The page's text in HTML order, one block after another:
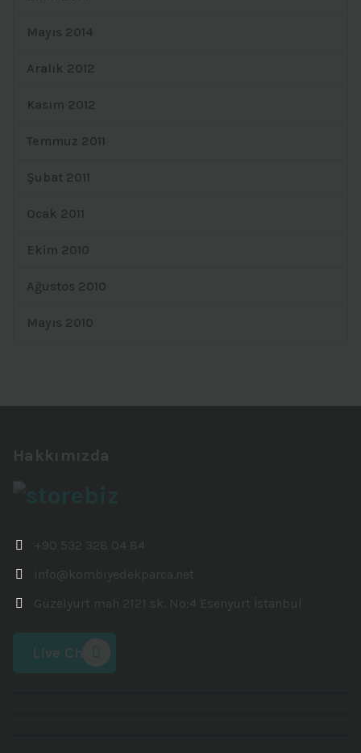
Mayıs 2014
Aralık 2012
Kasım 2012
Temmuz 2011
Şubat 2011
Ocak 2011
Ekim 2010
Ağustos 2010
Mayıs 2010
Hakkımızda
+90 532 328 04 84
info@kombiyedekparca.net
Güzelyurt mah 2121 sk. No:4 Esenyurt İstanbul
Live Chat